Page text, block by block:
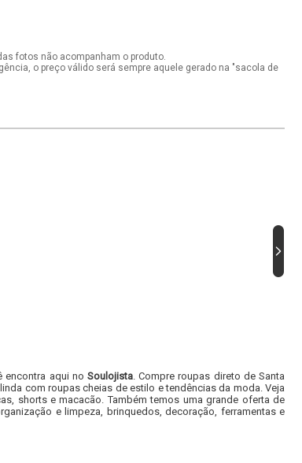
fotos não acompanham o produto.
o preço válido será sempre aquele gerado na "sacola de
encontra aqui no Soulojista. Compre roupas direto de Santa
com roupas cheias de estilo e tendências da moda. Veja
shorts e macacão. Também temos uma grande oferta de
e limpeza, brinquedos, decoração, ferramentas e